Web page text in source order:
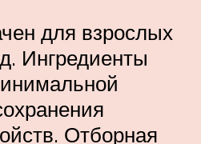
для взрослых
Ингредиенты
Отборная